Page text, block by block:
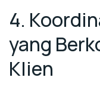
4.
yang
Klien